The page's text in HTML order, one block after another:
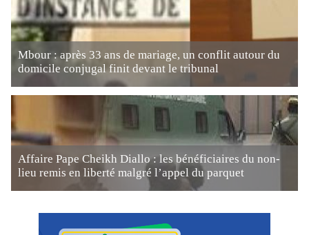
Mbour : après 33 ans de mariage, un conflit autour du
domicile conjugal finit devant le tribunal
Affaire Pape Cheikh Diallo : les bénéficiaires du non-
lieu remis en liberté malgré l’appel du parquet